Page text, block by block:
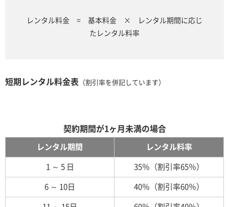
レンタル料金 = 基本料金 × レンタル期間に応じ
たレンタル料率
短期レンタル料金表 （割引率を併記しています）
契約期間が1ヶ月未満の場合
レンタル期間 レンタル料率
1 ～ 5 日 35％（割引率65％）
6 ～ 10日 40％（割引率60％）